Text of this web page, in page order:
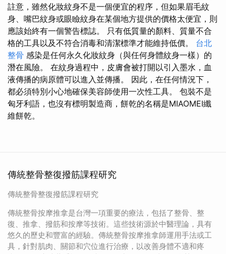
註意，雖然化妝紋身不是一個便宜的程序，但如果眉毛紋
身、嘴巴紋身或眼瞼紋身在某個地方提供的價格太便宜，則
應該始終有一個警告標誌。 只有低質量的顏料、質量不合
格的工具以及不符合消毒和清潔標準才能維持低價。 台北
整骨 感染是任何永久化妝紋身（與任何身體紋身一樣）的
潛在風險。 在紋身過程中，皮膚會被打開以引入墨水，血
液傳播的病原體可以進入並傳播。 因此，在任何情況下，
都必須特別小心地確保美容師使用一次性工具。 包裝不是
匈牙利語，也沒有標明製造商，餅乾的名稱是MIAOMEI纖
維餅乾。
傳統整骨整復撥筋課程研究
傳統整骨整復撥筋課程研究
傳統整骨按摩推拿是台灣一項重要的療法，包括了整骨、整
復、推拿、撥筋和按摩等技術。這些技術源於中醫理論，具有
悠久的歷史和豐富的經驗。傳統整骨按摩推拿師運用手法或工
具，針對肌肉、關節和穴位進行治療，以改善身體不適和疼